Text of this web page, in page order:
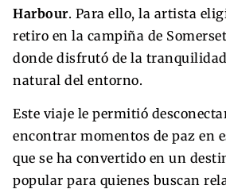
Harbour. Para ello, la artista
retiro en la campiña de
donde disfrutó de la
natural del entorno.
Este viaje le permitió
encontrar momentos de paz en
que se ha convertido en un
popular para quienes buscan